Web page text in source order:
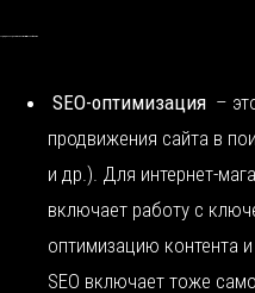
SEO-оптимизация –
продвижения сайта в
и др.). Для интернет-
включает работу с
оптимизацию контента
SEO включает тоже